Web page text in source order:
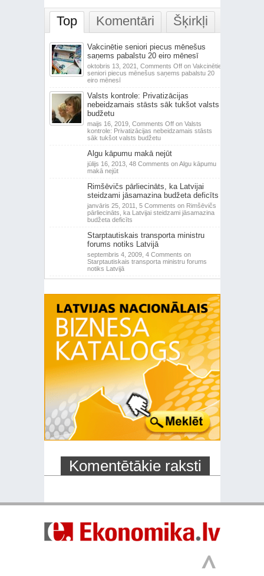
Top Komentāri Šķirkļi
Vakcinētie seniori piecus mēnešus
saņems pabalstu 20 eiro mēnesī
oktobris 13, 2021, Comments Offon Vakcinētie
seniori piecus mēnešus saņems pabalstu 20
eiro mēnesī
Valsts kontrole: Privatizācijas
nebeidzamais stāsts sāk tukšot valsts
budžetu
maijs 16, 2019, Comments Offon Valsts
kontrole: Privatizācijas nebeidzamais stāsts
sāk tukšot valsts budžetu
Algu kāpumu makā nejūt
jūlijs 16, 2013, 48 Comments on Algu kāpumu
makā nejūt
Rimšēvičs pārliecināts, ka Latvijai
steidzami jāsamazina budžeta deficīts
janvāris 25, 2011, 5 Comments on Rimšēvičs
pārliecināts, ka Latvijai steidzami jāsamazina
budžeta deficīts
Starptautiskais transporta ministru
forums notiks Latvijā
septembris 4, 2009, 4 Comments on
Starptautiskais transporta ministru forums
notiks Latvijā
Komentētākie raksti